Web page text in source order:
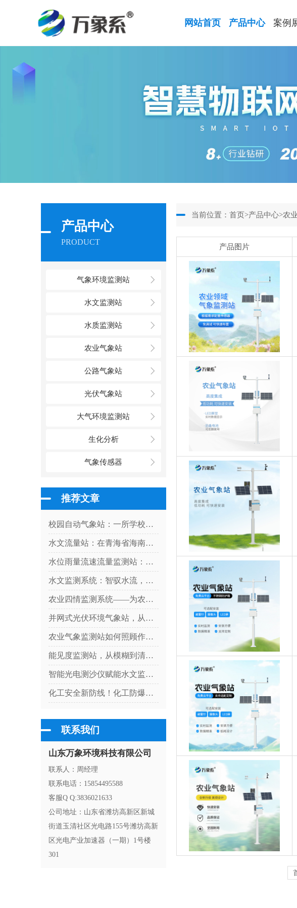
网站首页 产品中心 案例
产品中心
PRODUCT
气象环境监测站
水文监测站
水质监测站
农业气象站
公路气象站
光伏气象站
大气环境监测站
生化分析
气象传感器
推荐文章
校园自动气象站：一所学校与天气的对话
水文流量站：在青海省海南州上的优势尽显
水位雨量流速流量监测站：硬核设计，多维感知水文变化
水文监测系统：智驭水流，守护流域安全
农业四情监测系统——为农业生产提供科学决策依据
并网式光伏环境气象站，从阳光到数据：气象站如何解码光伏发电密码？
农业气象监测站如何照顾作物？
能见度监测站，从模糊到清晰：一台设备如何看透迷雾中的危险
智能光电测沙仪赋能水文监测，实现水体含沙量智能精准管控
化工安全新防线！化工防爆气象站适配高危厂区气象监测
联系我们
山东万象环境科技有限公司
联系人：周经理
联系电话：15854495588
客服Q Q:3836021633
公司地址：山东省潍坊高新区新城
街道玉清社区光电路155号潍坊高新
区光电产业加速器（一期）1号楼
301
当前位置：首页>产品中心>农
产品图片